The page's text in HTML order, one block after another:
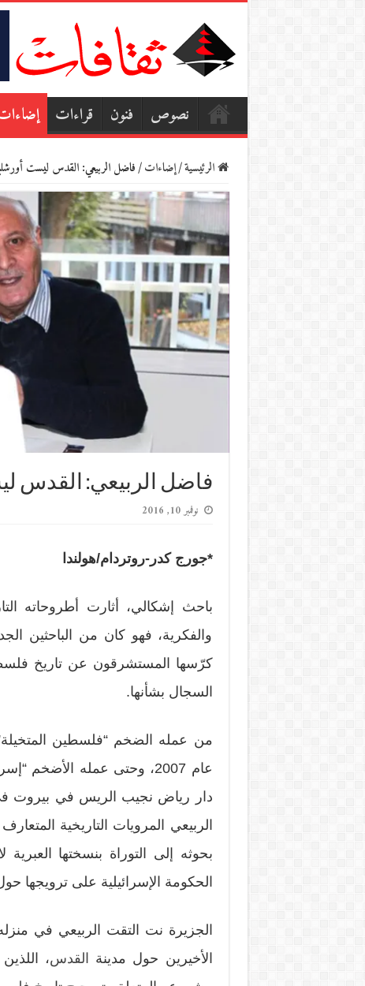
نصوص فنون قراءات
الرئيسية/إضاءات/فاضل الربيعي: القدس ليست
فاضل الربيعي: القدس
نوفمبر 10, 2016
*جورج كدر-روتردام/هولندا
باحث إشكالي، أثارت أطروحاته
والفكرية، فهو كان من الباحثين
كرّسها المستشرقون عن تاريخ
السجال بشأنها.
من عمله الضخم “فلسطين
عام 2007، وحتى عمله الأضخم
دار رياض نجيب الريس في بيروت
الربيعي المرويات التاريخية
بحوثه إلى التوراة بنسختها
الحكومة الإسرائيلية على ترويجها
الجزيرة نت التقت الربيعي في
الأخيرين حول مدينة
القدس،